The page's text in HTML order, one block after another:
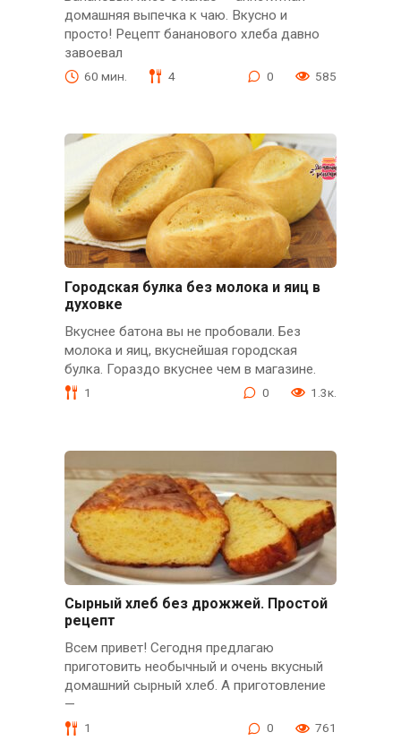
домашняя выпечка к чаю. Вкусно и
просто! Рецепт бананового хлеба давно
завоевал
60 мин. 4 0 585
Городская булка без молока и яиц в
духовке
Вкуснее батона вы не пробовали. Без
молока и яиц, вкуснейшая городская
булка. Гораздо вкуснее чем в магазине.
1 0 1.3к.
Сырный хлеб без дрожжей. Простой
рецепт
Всем привет! Сегодня предлагаю
приготовить необычный и очень вкусный
домашний сырный хлеб. А приготовление
—
1 0 761